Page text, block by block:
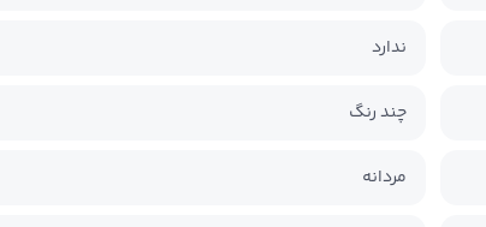
ندارد
چند رنگ
مردانه